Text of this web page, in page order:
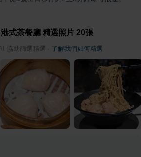
式茶餐廳 精選照片 20張
協助篩選精選 了解我們如何精選